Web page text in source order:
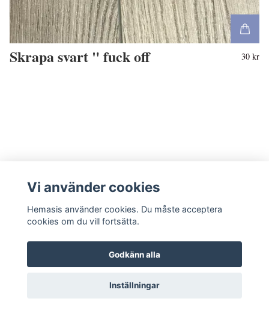
Skrapa svart " fuck off 30 kr
Kontakta oss
Vi använder cookies
Hemasis använder cookies. Du måste acceptera
cookies om du vill fortsätta.
Godkänn alla
Inställningar